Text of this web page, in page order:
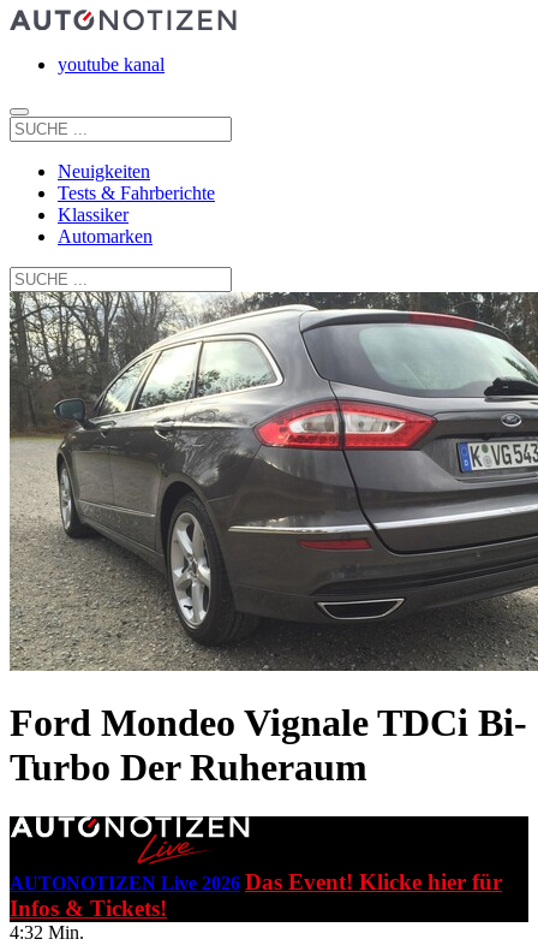
youtube kanal
Neuigkeiten
Tests & Fahrberichte
Klassiker
Automarken
Ford Mondeo Vignale TDCi Bi-
Turbo Der Ruheraum
AUTONOTIZEN Live 2026 Das Event! Klicke hier für
Infos & Tickets!
4:32 Min.